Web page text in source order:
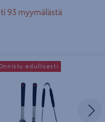
93 myymälästä
Goodiy 3-os
edullisesti